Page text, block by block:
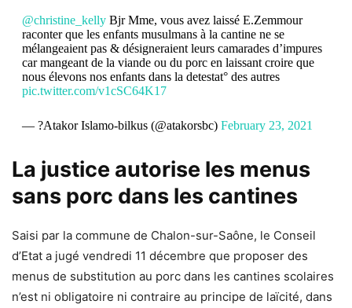
@christine_kellyBjr Mme, vous avez laissé E.Zemmour
raconter que les enfants musulmans à la cantine ne se
mélangeaient pas & désigneraient leurs camarades d’impures
car mangeant de la viande ou du porc en laissant croire que
nous élevons nos enfants dans la detestat° des autres
pic.twitter.com/v1cSC64K17
— ?Atakor Islamo-bilkus (@atakorsbc) February 23, 2021
La justice autorise les menus
sans porc dans les cantines
Saisi par la commune de Chalon-sur-Saône, le Conseil
d’Etat a jugé vendredi 11 décembre que proposer des
menus de substitution au porc dans les cantines scolaires
n’est ni obligatoire ni contraire au principe de laïcité, dans